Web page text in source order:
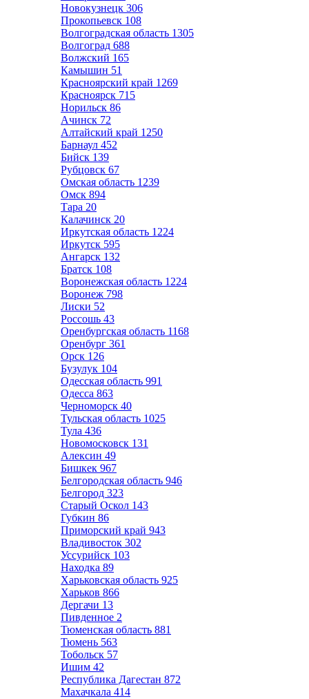
Новокузнецк 306
Прокопьевск 108
Волгоградская область 1305
Волгоград 688
Волжский 165
Камышин 51
Красноярский край 1269
Красноярск 715
Норильск 86
Ачинск 72
Алтайский край 1250
Барнаул 452
Бийск 139
Рубцовск 67
Омская область 1239
Омск 894
Тара 20
Калачинск 20
Иркутская область 1224
Иркутск 595
Ангарск 132
Братск 108
Воронежская область 1224
Воронеж 798
Лиски 52
Россошь 43
Оренбургская область 1168
Оренбург 361
Орск 126
Бузулук 104
Одесская область 991
Одесса 863
Черноморск 40
Тульская область 1025
Тула 436
Новомосковск 131
Алексин 49
Бишкек 967
Белгородская область 946
Белгород 323
Старый Оскол 143
Губкин 86
Приморский край 943
Владивосток 302
Уссурийск 103
Находка 89
Харьковская область 925
Харьков 866
Дергачи 13
Пивденное 2
Тюменская область 881
Тюмень 563
Тобольск 57
Ишим 42
Республика Дагестан 872
Махачкала 414